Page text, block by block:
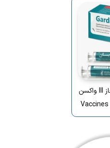
انتشار نتایج کارآزمایی بالینی فاز III واکسن